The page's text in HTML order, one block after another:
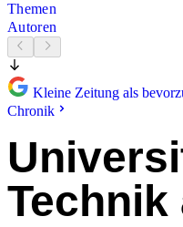
Themen
Autoren
Kleine Zeitung als
Chronik
Technik